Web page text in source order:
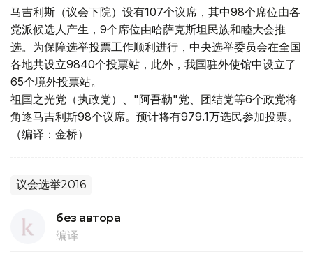
马吉利斯（议会下院）设有107个议席，其中98个席位由各
党派候选人产生，9个席位由哈萨克斯坦民族和睦大会推
选。为保障选举投票工作顺利进行，中央选举委员会在全国
各地共设立9840个投票站，此外，我国驻外使馆中设立了
65个境外投票站。
祖国之光党（执政党）、"阿吾勒"党、团结党等6个政党将
角逐马吉利斯98个议席。预计将有979.1万选民参加投票。
（编译：金桥）
议会选举2016
без автора
编译